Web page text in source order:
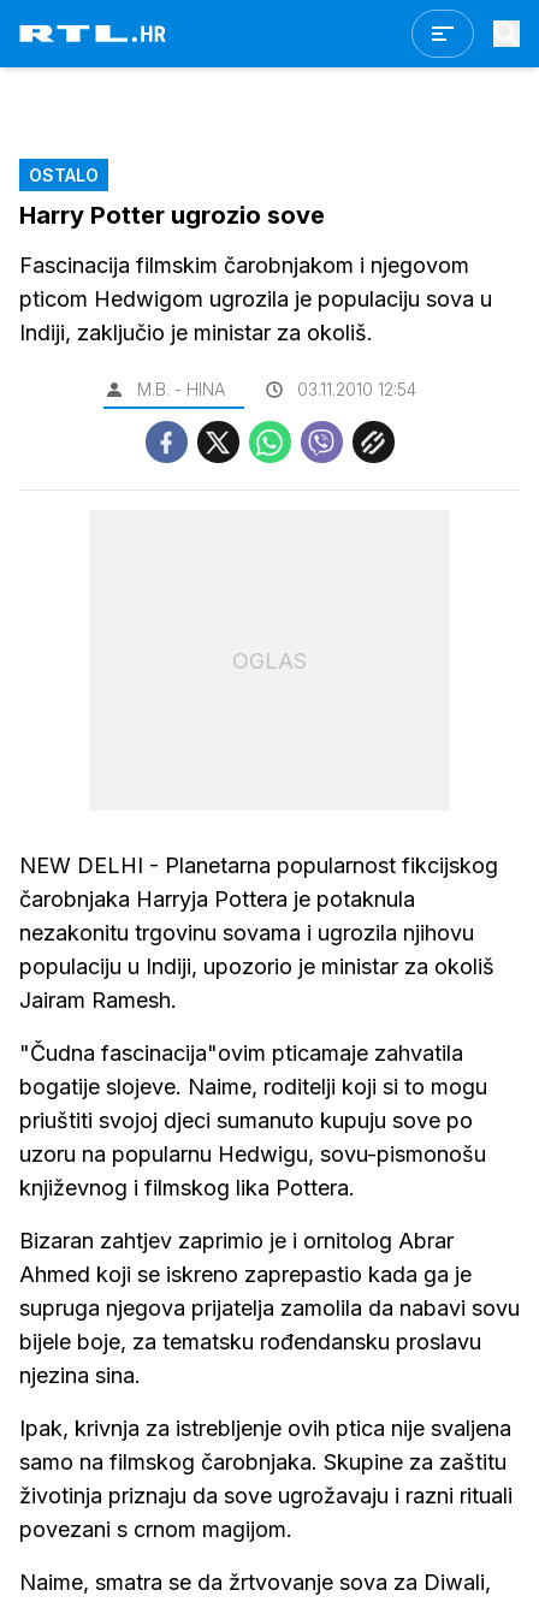
OSTALO
Harry Potter ugrozio sove
Fascinacija filmskim čarobnjakom i njegovom
pticom Hedwigom ugrozila je populaciju sova u
Indiji, zaključio je ministar za okoliš.
M.B. - HINA 03.11.2010 12:54
OGLAS
NEW DELHI - Planetarna popularnost fikcijskog
čarobnjaka Harryja Pottera je potaknula
nezakonitu trgovinu sovama i ugrozila njihovu
populaciju u Indiji, upozorio je ministar za okoliš
Jairam Ramesh.
"Čudna fascinacija"ovim pticamaje zahvatila
bogatije slojeve. Naime, roditelji koji si to mogu
priuštiti svojoj djeci sumanuto kupuju sove po
uzoru na popularnu Hedwigu, sovu-pismonošu
književnog i filmskog lika Pottera.
Bizaran zahtjev zaprimio je i ornitolog Abrar
Ahmed koji se iskreno zaprepastio kada ga je
supruga njegova prijatelja zamolila da nabavi sovu
bijele boje, za tematsku rođendansku proslavu
njezina sina.
Ipak, krivnja za istrebljenje ovih ptica nije svaljena
samo na filmskog čarobnjaka. Skupine za zaštitu
životinja priznaju da sove ugrožavaju i razni rituali
povezani s crnom magijom.
Naime, smatra se da žrtvovanje sova za Diwali,